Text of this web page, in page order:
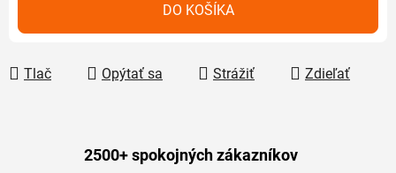
DO KOŠÍKA
Tlač Opýtať sa Strážiť Zdieľať
2500+ spokojných zákazníkov